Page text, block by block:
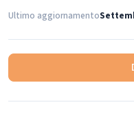
Ultimo aggiornamento